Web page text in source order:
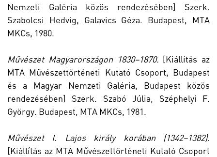
Nemzeti Galéria közös rendezésében] Szerk.
Szabolcsi Hedvig, Galavics Géza. Budapest, MTA
MKCs, 1980.
Művészet Magyarországon 1830–1870. [Kiállítás az
MTA Művészettörténeti Kutató Csoport, Budapest
és a Magyar Nemzeti Galéria, Budapest közös
rendezésében] Szerk. Szabó Júlia, Széphelyi F.
György. Budapest, MTA MKCs, 1981.
Művészet I. Lajos király korában (1342–1382).
[Kiállítás az MTA Művészettörténeti Kutató Csoport